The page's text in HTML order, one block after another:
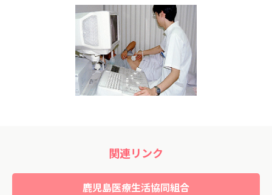
関連リンク
鹿児島医療生活協同組合